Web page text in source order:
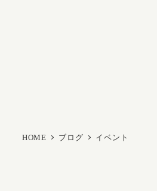
HOME ブログ イベント